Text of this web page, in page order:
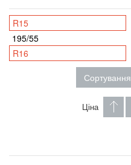
R15
195/55
R16
Сортування
Ціна